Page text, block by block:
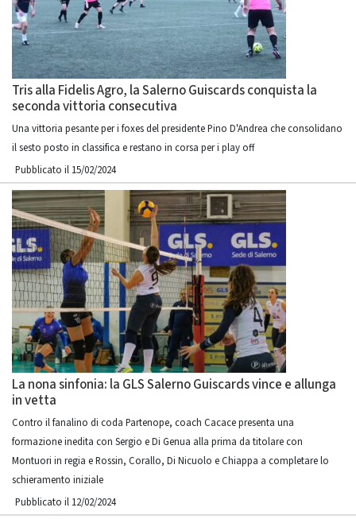
Tris alla Fidelis Agro, la Salerno Guiscards conquista la
seconda vittoria consecutiva
Una vittoria pesante per i foxes del presidente Pino D'Andrea che consolidano
il sesto posto in classifica e restano in corsa per i play off
Pubblicato il 15/02/2024
La nona sinfonia: la GLS Salerno Guiscards vince e allunga
in vetta
Contro il fanalino di coda Partenope, coach Cacace presenta una
formazione inedita con Sergio e Di Genua alla prima da titolare con
Montuori in regia e Rossin, Corallo, Di Nicuolo e Chiappa a completare lo
schieramento iniziale
Pubblicato il 12/02/2024